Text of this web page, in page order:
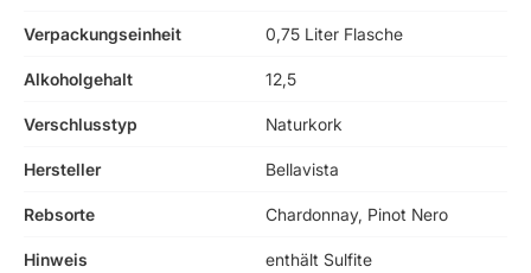
Verpackungseinheit 0,75 Liter Flasche
Alkoholgehalt 12,5
Verschlusstyp Naturkork
Hersteller Bellavista
Rebsorte Chardonnay, Pinot Nero
Hinweis enthält Sulfite